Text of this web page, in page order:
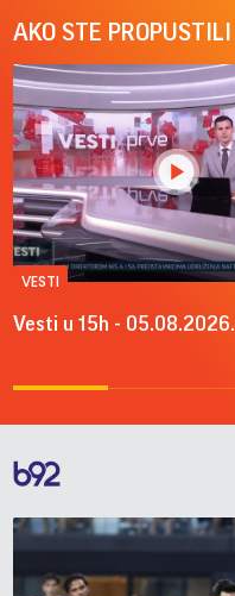
AKO STE PROPUSTILI
VESTI
Vesti u 15h - 05.08.2026.